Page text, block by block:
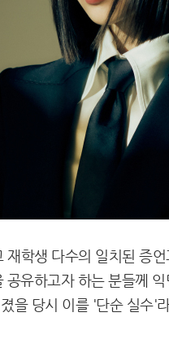
학생 다수의 일치된 증
유하고자 하는 분들께
을 당시 이를 '단순 실수'